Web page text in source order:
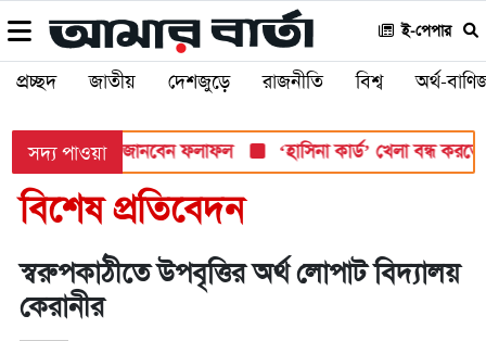
ই-পেপার
প্রচ্ছদ জাতীয় দেশজুড়ে রাজনীতি বিশ্ব অর্থ-
সদ্য পাওয়া
যেভাবে জানবেন ফলাফল ‘হাসিনা কার্ড’ খেলা বন্ধ করতে
বিশেষ প্রতিবেদন
স্বরুপকাঠীতে উপবৃত্তির অর্থ লোপাট বিদ্যালয়
কেরানীর